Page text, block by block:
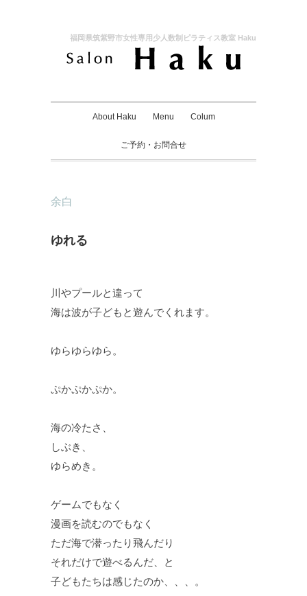
福岡県筑紫野市女性専用少人数制ピラティス教室 Haku
About Haku Menu Colum
ご予約・お問合せ
余白
ゆれる
川やプールと違って
海は波が子どもと遊んでくれます。
ゆらゆらゆら。
ぷかぷかぷか。
海の冷たさ、
しぶき、
ゆらめき。
ゲームでもなく
漫画を読むのでもなく
ただ海で潜ったり飛んだり
それだけで遊べるんだ、と
子どもたちは感じたのか、、、。